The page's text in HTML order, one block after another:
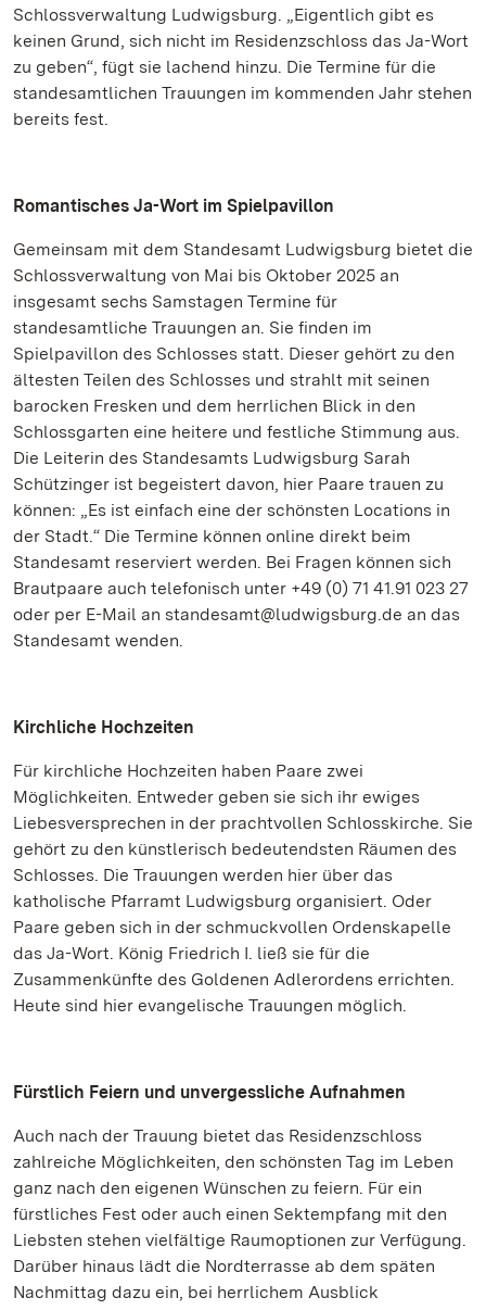
Schlossverwaltung Ludwigsburg. „Eigentlich gibt es
keinen Grund, sich nicht im Residenzschloss das Ja-Wort
zu geben“, fügt sie lachend hinzu. Die Termine für die
standesamtlichen Trauungen im kommenden Jahr stehen
bereits fest.
Romantisches Ja-Wort im Spielpavillon
Gemeinsam mit dem Standesamt Ludwigsburg bietet die
Schlossverwaltung von Mai bis Oktober 2025 an
insgesamt sechs Samstagen Termine für
standesamtliche Trauungen an. Sie finden im
Spielpavillon des Schlosses statt. Dieser gehört zu den
ältesten Teilen des Schlosses und strahlt mit seinen
barocken Fresken und dem herrlichen Blick in den
Schlossgarten eine heitere und festliche Stimmung aus.
Die Leiterin des Standesamts Ludwigsburg Sarah
Schützinger ist begeistert davon, hier Paare trauen zu
können: „Es ist einfach eine der schönsten Locations in
der Stadt.“ Die Termine können online direkt beim
Standesamt reserviert werden. Bei Fragen können sich
Brautpaare auch telefonisch unter +49 (0) 71 41.91 023 27
oder per E-Mail an standesamt@ludwigsburg.de an das
Standesamt wenden.
Kirchliche Hochzeiten
Für kirchliche Hochzeiten haben Paare zwei
Möglichkeiten. Entweder geben sie sich ihr ewiges
Liebesversprechen in der prachtvollen Schlosskirche. Sie
gehört zu den künstlerisch bedeutendsten Räumen des
Schlosses. Die Trauungen werden hier über das
katholische Pfarramt Ludwigsburg organisiert. Oder
Paare geben sich in der schmuckvollen Ordenskapelle
das Ja-Wort. König Friedrich I. ließ sie für die
Zusammenkünfte des Goldenen Adlerordens errichten.
Heute sind hier evangelische Trauungen möglich.
Fürstlich Feiern und unvergessliche Aufnahmen
Auch nach der Trauung bietet das Residenzschloss
zahlreiche Möglichkeiten, den schönsten Tag im Leben
ganz nach den eigenen Wünschen zu feiern. Für ein
fürstliches Fest oder auch einen Sektempfang mit den
Liebsten stehen vielfältige Raumoptionen zur Verfügung.
Darüber hinaus lädt die Nordterrasse ab dem späten
Nachmittag dazu ein, bei herrlichem Ausblick